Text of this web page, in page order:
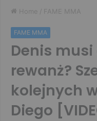
Home / FAME MMA
FAME MMA
Denis
rewanż?
kolejnych
Diego